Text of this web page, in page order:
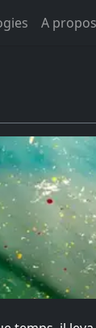
A propos